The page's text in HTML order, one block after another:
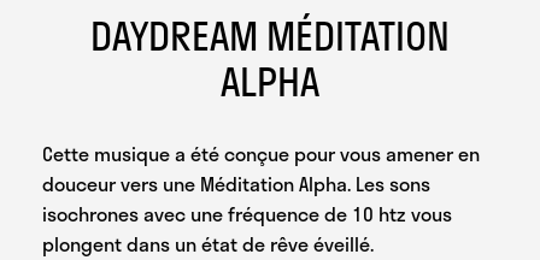
DAYDREAM MÉDITATION
ALPHA
Cette musique a été conçue pour vous amener en
douceur vers une Méditation Alpha. Les sons
isochrones avec une fréquence de 10 htz vous
plongent dans un état de rêve éveillé.